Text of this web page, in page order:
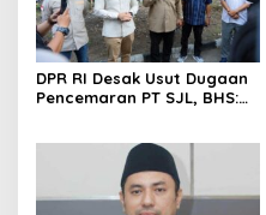
DPR RI Desak Usut Dugaan
Pencemaran PT SJL, BHS: